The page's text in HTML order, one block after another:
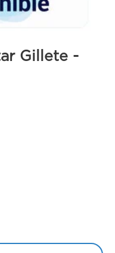
Gillete -